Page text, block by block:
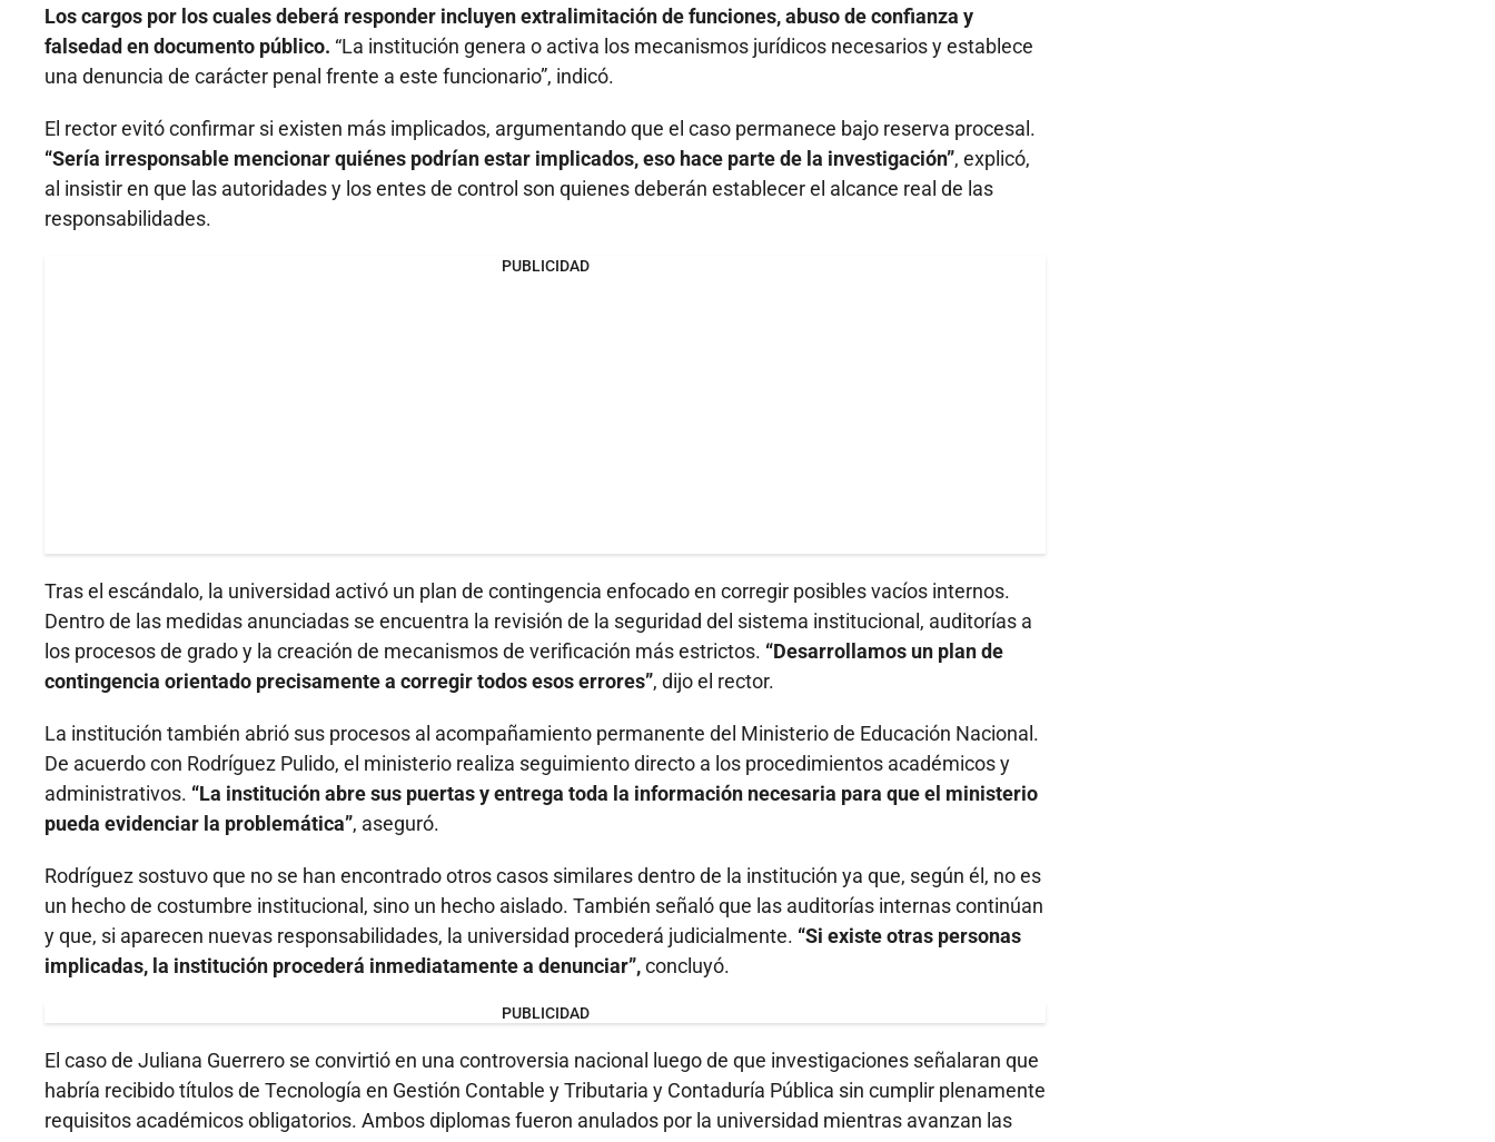
Los cargos por los cuales deberá responder incluyen extralimitación de funciones, abuso de confianza y
falsedad en documento público. “La institución genera o activa los mecanismos jurídicos necesarios y establece
una denuncia de carácter penal frente a este funcionario”, indicó.
El rector evitó confirmar si existen más implicados, argumentando que el caso permanece bajo reserva procesal.
“Sería irresponsable mencionar quiénes podrían estar implicados, eso hace parte de la investigación”, explicó,
al insistir en que las autoridades y los entes de control son quienes deberán establecer el alcance real de las
responsabilidades.
PUBLICIDAD
Tras el escándalo, la universidad activó un plan de contingencia enfocado en corregir posibles vacíos internos.
Dentro de las medidas anunciadas se encuentra la revisión de la seguridad del sistema institucional, auditorías a
los procesos de grado y la creación de mecanismos de verificación más estrictos. “Desarrollamos un plan de
contingencia orientado precisamente a corregir todos esos errores”, dijo el rector.
La institución también abrió sus procesos al acompañamiento permanente del Ministerio de Educación Nacional.
De acuerdo con Rodríguez Pulido, el ministerio realiza seguimiento directo a los procedimientos académicos y
administrativos. “La institución abre sus puertas y entrega toda la información necesaria para que el ministerio
pueda evidenciar la problemática”, aseguró.
Rodríguez sostuvo que no se han encontrado otros casos similares dentro de la institución ya que, según él, no es
un hecho de costumbre institucional, sino un hecho aislado. También señaló que las auditorías internas continúan
y que, si aparecen nuevas responsabilidades, la universidad procederá judicialmente. “Si existe otras personas
implicadas, la institución procederá inmediatamente a denunciar”,concluyó.
PUBLICIDAD
El caso de Juliana Guerrero se convirtió en una controversia nacional luego de que investigaciones señalaran que
habría recibido títulos de Tecnología en Gestión Contable y Tributaria y Contaduría Pública sin cumplir plenamente
requisitos académicos obligatorios. Ambos diplomas fueron anulados por la universidad mientras avanzan las